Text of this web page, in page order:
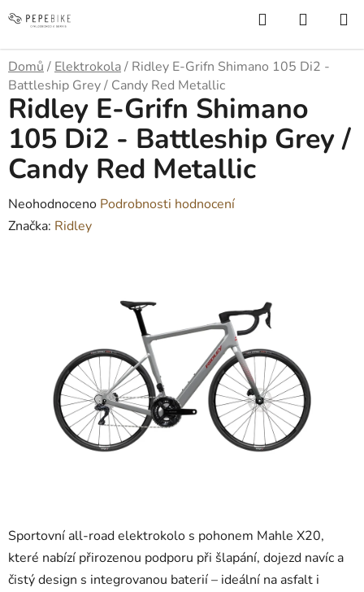
na
Hledat
KOŠÍK
Domů / Elektrokola/ Ridley E-Grifn Shimano 105 Di2 -
Battleship Grey / Candy Red Metallic
Sportovní all-road elektrokolo s pohonem Mahle X20,
které nabízí přirozenou podporu při šlapání, dojezd navíc a
čistý design s integrovanou baterií – ideální na asfalt i
Ridley E-Grifn Shimano
105 Di2 - Battleship Grey /
Candy Red Metallic
Průměrné
hodnocení
Neohodnoceno Podrobnosti hodnocení
Značka: Ridley